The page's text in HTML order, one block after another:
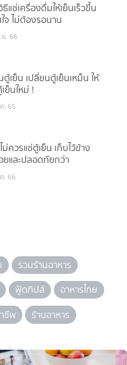
แช่เครื่องดื่มให้เย็นเร็วขึ้น
จ ไม่ต้องรอนาน
ย. 66
เย็น เปลี่ยนตู้เย็นเหม็น ให้
ย็นใหม่ !
. 65
ควรแช่ตู้เย็น เก็บไว้ข้าง
และปลอดภัยกว่า
. 66
รวมร้านอาหาร
ฟู้ดทิปส์
อาหารไทย
ชีพ ร้านอาหาร